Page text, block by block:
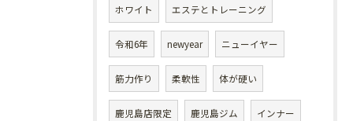
ホワイト エステとトレーニング
令和6年 newyear ニューイヤー
筋力作り 柔軟性 体が硬い
鹿児島店限定 鹿児島ジム インナー